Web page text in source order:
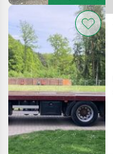
Vozila
Scania
IZBERITE
KATEGORIJO
Scania
MAN